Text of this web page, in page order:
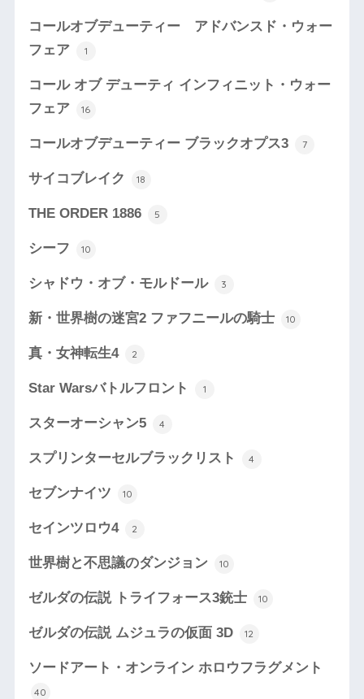
コールオブデューティー アドバンスド・ウォー
フェア
1
コール オブ デューティ インフィニット・ウォー
フェア
16
コールオブデューティー ブラックオプス3 7
サイコブレイク 18
THE ORDER 1886 5
シーフ 10
シャドウ・オブ・モルドール 3
新・世界樹の迷宮2 ファフニールの騎士 10
真・女神転生4 2
Star Warsバトルフロント 1
スターオーシャン5 4
スプリンターセルブラックリスト 4
セブンナイツ 10
セインツロウ4 2
世界樹と不思議のダンジョン 10
ゼルダの伝説 トライフォース3銃士 10
ゼルダの伝説 ムジュラの仮面 3D 12
ソードアート・オンライン ホロウフラグメント
40